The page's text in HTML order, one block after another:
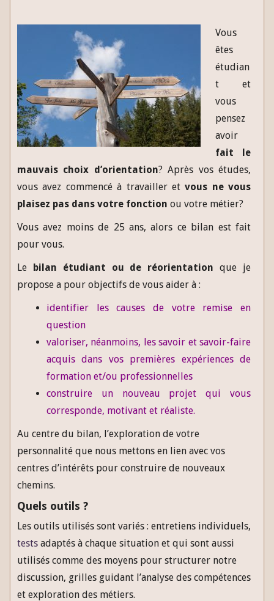
Vous
êtes
étudian
t et
vous
pensez
avoir
fait le
mauvais choix d’orientation? Après vos études,
vous avez commencé à travailler etvous ne vous
plaisez pas dans votre fonction ou votre métier?
Vous avez moins de 25 ans, alors ce bilan est fait
pour vous.
Le bilan étudiant ou de réorientation que je
propose a pour objectifs de vous aider à :
identifier les causes de votre remise en
question
valoriser, néanmoins, les savoir et savoir-faire
acquis dans vos premières expériences de
formation et/ou professionnelles
construire un nouveau projet qui vous
corresponde, motivant et réaliste.
Au centre du bilan, l’exploration de votre
personnalité que nous mettons en lien avec vos
centres d’intérêts pour construire de nouveaux
chemins.
Quels outils ?
Les outils utilisés sont variés : entretiens individuels,
tests adaptés à chaque situation et qui sont aussi
utilisés comme des moyens pour structurer notre
discussion, grilles guidant l’analyse des compétences
et exploration des métiers.